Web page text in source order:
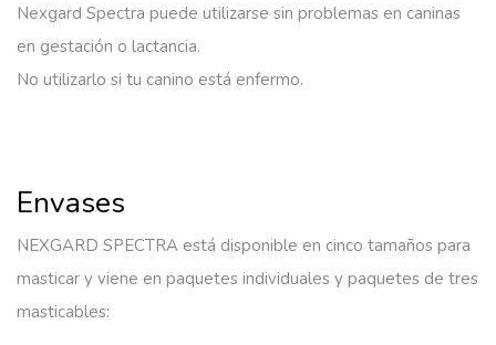
Nexgard Spectra puede utilizarse sin problemas en caninas
en gestación o lactancia.
No utilizarlo si tu canino está enfermo.
Envases
NEXGARD SPECTRA está disponible en cinco tamaños para
masticar y viene en paquetes individuales y paquetes de tres
masticables: